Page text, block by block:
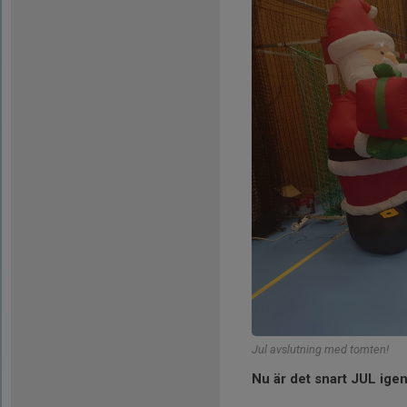
Jul avslutning med tomten!
Nu är det snart JUL